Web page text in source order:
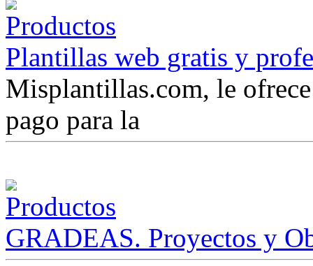
Plantillas web gratis y
Misplantillas.com, le
pago para la
GRADEAS. Proyectos y